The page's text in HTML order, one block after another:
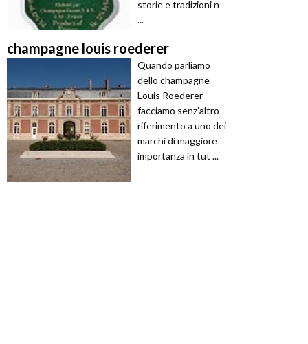
storie e tradizioni n
...
champagne louis roederer
Quando parliamo
dello champagne
Louis Roederer
facciamo senz’altro
riferimento a uno dei
marchi di maggiore
importanza in tut ...